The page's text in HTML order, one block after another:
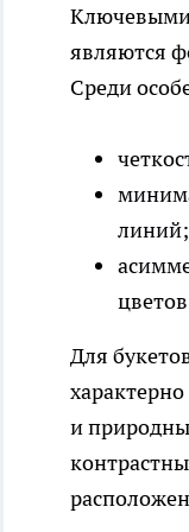
Ключевыми
являются
Среди
линий;
Для
и